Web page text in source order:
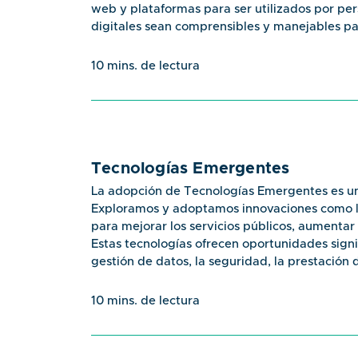
web y plataformas para ser utilizados por
digitales sean comprensibles y manejables
personas aprovechar plenamente los
educación digital para aumentar la
los más vulnerables.
Apoyo en adaptación de sitios web y
Programas de inclusión digital que
Campañas de sensibilización sobre la
Lectura Recomendada: "Accesibilidad e
inclusivos y accesibles para todos.
10 mins. de lectura
Tecnologías Emergentes
La adopción de Tecnologías Emergentes es
Exploramos y adoptamos innovaciones
para mejorar los servicios públicos,
Estas tecnologías ofrecen oportunidades
gestión de datos, la seguridad, la prestación
de transparencia, accesibilidad y
Estrategia: Investigar y adoptar tecnologías
las Cosas para mejorar la prestación de
10 mins. de lectura